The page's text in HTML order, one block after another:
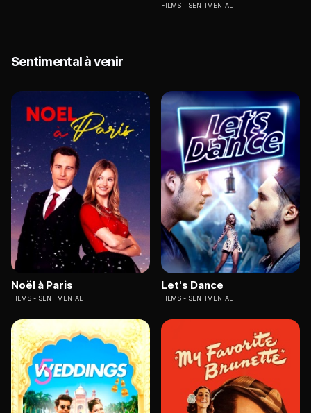
FILMS SENTIMENTAL
Sentimental à venir
Noël à Paris
FILMS SENTIMENTAL
Let's Dance
FILMS SENTIMENTAL